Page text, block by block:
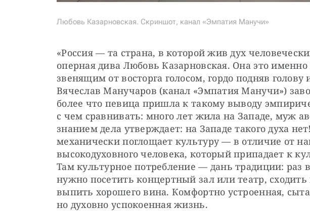
Любовь Казарновская. Скриншот, канал «Эмпатия Манучи»
«Россия — та страна, в которой жив дух
оперная дива Любовь Казарновская. Она это
звенящим от восторга голосом, гордо подняв голову
Вячеслав Манучаров (канал «Эмпатия Манучи»)
более что певица пришла к такому выводу
с чем сравнивать: много лет жила на Западе, муж
знанием дела утверждает: на Западе такого духа
механически поглощает культуру — в отличие от
высокодуховного человека, который припадает к
Там культурное потребление — дань традиции: раз
нужно посетить концертный зал или театр,
выпить хорошего вина. Комфортно устроенная,
но духовно успокоенная жизнь.